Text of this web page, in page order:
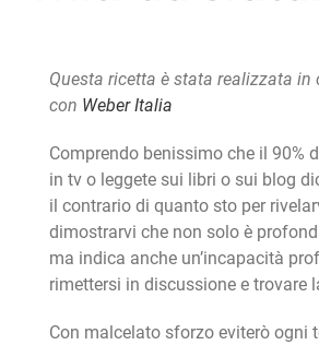
Questa ricetta è stata realizzata in
con Weber Italia
Comprendo benissimo che il 90%
in tv o leggete sui libri o sui blog
il contrario di quanto sto per
dimostrarvi che non solo è
ma indica anche un’incapacità
rimettersi in discussione e trovare
Con malcelato sforzo eviterò ogni